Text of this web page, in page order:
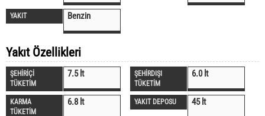
YAKIT Benzin
Yakıt Özellikleri
ŞEHİRİÇİ
TÜKETİM
7.5 lt
ŞEHİRDIŞI
TÜKETİM
6.0 lt
KARMA
TÜKETİM
6.8 lt YAKIT DEPOSU 45 lt